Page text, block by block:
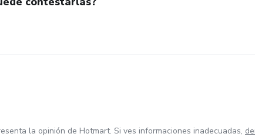
la opinión de Hotmart. Si ves informaciones inadecuadas,